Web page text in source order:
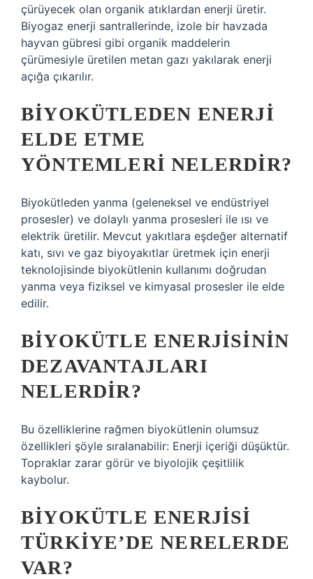
çürüyecek olan organik atıklardan enerji üretir.
Biyogaz enerji santrallerinde, izole bir havzada
hayvan gübresi gibi organik maddelerin
çürümesiyle üretilen metan gazı yakılarak enerji
açığa çıkarılır.
BIYOKÜTLEDEN ENERJI
ELDE ETME
YÖNTEMLERI NELERDIR?
Biyokütleden yanma (geleneksel ve endüstriyel
prosesler) ve dolaylı yanma prosesleri ile ısı ve
elektrik üretilir. Mevcut yakıtlara eşdeğer alternatif
katı, sıvı ve gaz biyoyakıtlar üretmek için enerji
teknolojisinde biyokütlenin kullanımı doğrudan
yanma veya fiziksel ve kimyasal prosesler ile elde
edilir.
BIYOKÜTLE ENERJISININ
DEZAVANTAJLARI
NELERDIR?
Bu özelliklerine rağmen biyokütlenin olumsuz
özellikleri şöyle sıralanabilir: Enerji içeriği düşüktür.
Topraklar zarar görür ve biyolojik çeşitlilik
kaybolur.
BIYOKÜTLE ENERJISI
TÜRKIYE’DE NERELERDE
VAR?